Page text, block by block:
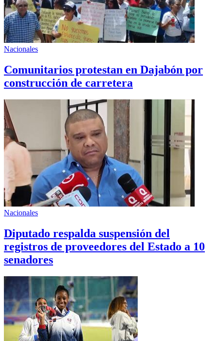
Nacionales
Comunitarios protestan en Dajabón por
construcción de carretera
Nacionales
Diputado respalda suspensión del
registros de proveedores del Estado a 10
senadores